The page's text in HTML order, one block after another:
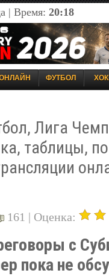
| Время: 20:18
ФУТБОЛ
Лига
таблицы,
161 | Оценка:
с
пока не